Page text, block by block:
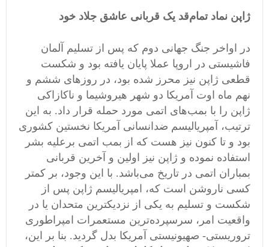
ژاپن نماد تمام‌قد یک قربانی عاشق جلاد خود
در اواخر جنگ جهانی دوم که پس از تسلیم آلمان
فاشیستی در اروپا عملا پایان یافته بود و شکست
قطعی ژاپن نیز محرز شده بود، در روزهای ششم و
نهم ماه اوت آمریکا دو شهر هیروشیما و ناکازاکی
ژاپن را با بمب‌های اتمی مورد حمله قرار داد. به این
ترتیب، آمپریالیسم ضدانسانی آمریکا نخستین کشوری
بود و تا کنون نیز هست که از بمب‌ اتمی برعلیه بشر
استفاده نموده و ژاپن نیز اولین و آخرین قربانی
بمباران اتمی در تاریخ می‌باشد. با این وجود، بر کمتر
کسی ناروشن است که، امپریالیسم ژاپن پس از
شکست و تسلیم به یکی از نزدیکترین متحدان یا در
واقعیت امر، سرسپرده‌ترین مستعمرات امپراطوری
تروریستی- صهیونیستی آمریکا بدل گردید. بنا بر این،